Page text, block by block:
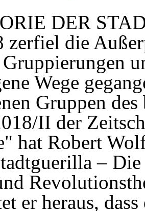
DER
zerfiel die
Wege
Gruppen
II der
hat Robert
–
er heraus,